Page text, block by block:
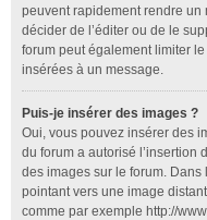
peuvent rapidement rendre
décider de l’éditer ou de le
forum peut également limiter
insérées à un message.
Puis-je insérer des images ?
Oui, vous pouvez insérer des
du forum a autorisé l’insertion
des images sur le forum.
pointant vers une image
comme par exemple http://